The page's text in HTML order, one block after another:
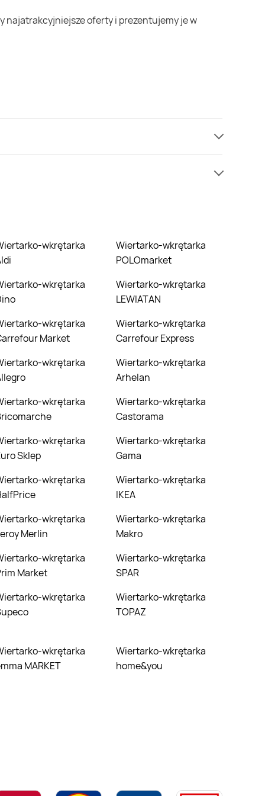
Wiertarko-wkrętarka
POLOmarket
Wiertarko-wkrętarka
LEWIATAN
Market
Wiertarko-wkrętarka
Carrefour Express
Wiertarko-wkrętarka
Arhelan
Wiertarko-wkrętarka
Castorama
Sklep
Wiertarko-wkrętarka
Gama
Wiertarko-wkrętarka
IKEA
Merlin
Wiertarko-wkrętarka
Makro
Market
Wiertarko-wkrętarka
SPAR
Wiertarko-wkrętarka
TOPAZ
MARKET
Wiertarko-wkrętarka
home&you